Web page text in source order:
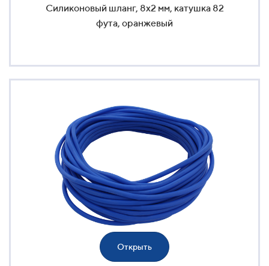
Силиконовый шланг, 8x2 мм, катушка 82
фута, оранжевый
Открыть